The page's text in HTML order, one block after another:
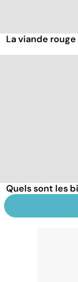
La viande
Quels sont les